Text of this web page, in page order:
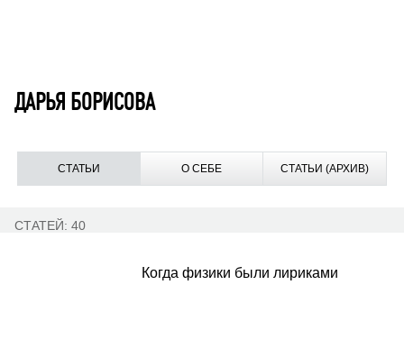
ДАРЬЯ БОРИСОВА
СТАТЬИ О СЕБЕ СТАТЬИ (АРХИВ)
СТАТЕЙ: 40
Когда физики были лириками